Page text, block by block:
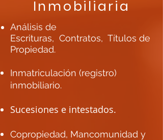
Inmobiliaria
Análisis de
Escrituras, Contratos, Títulos de
Propiedad.
Inmatriculación (registro)
inmobiliario.
Sucesiones e intestados.
Copropiedad, Mancomunidad y